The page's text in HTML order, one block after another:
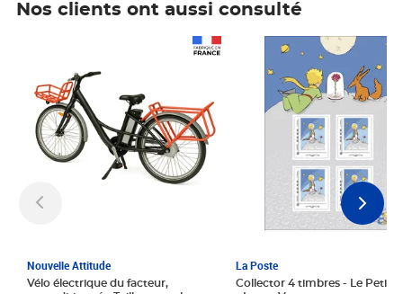
Nos clients ont aussi consulté
Nouvelle Attitude
Vélo électrique du facteur,
La Poste
Collector 4 timbres - Le Petit
Prix 6,25€ HT